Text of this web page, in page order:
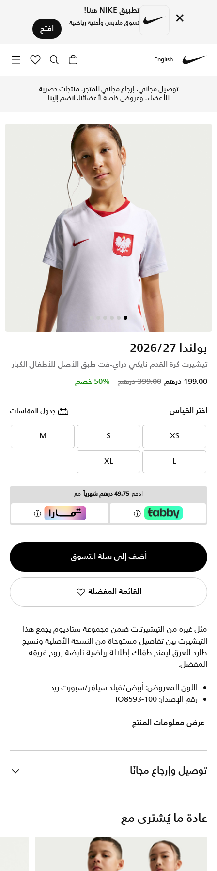
× تطبيق NIKE هنا!
تسوق ملابس وأحذية رياضية افتح
English
توصيل مجاني، إرجاع مجاني للمتجر، منتجات حصرية
للأعضاء، وعروض خاصة لأعضائنا.انضم إلينا
بولندا 2026/27
تيشيرت كرة القدم نايكي دراي-فت طبق الأصل للأطفال الكبار
Price reduced from
399.00 درهم to 199.00 درهم 50% خصم
اختر القياس جدول المقاسات
XS
XS
S
S
M
M
L
L
XL
XL
ادفع 49.75 درهم شهرياً مع
الكمية
1
أضف إلى سلة التسوق
القائمة المفضلة
مثل غيره من التيشيرتات ضمن مجموعة ستاديوم يجمع هذا
التيشيرت بين تفاصيل مستوحاة من النسخة الأصلية ونسيج
طارد للعرق ليمنح طفلك إطلالة رياضية نابضة بروح فريقه
المفضل.
اللون المعروض: أبيض/فيلد سيلفر/سبورت ريد
رقم الإصدار: IO8593-100
عرض معلومات المنتج
توصيل وإرجاع مجانًا
عادة ما يُشترى مع